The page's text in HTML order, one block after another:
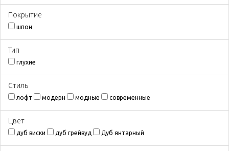
Покрытиe
шпон
Тип
глухие
Стиль
лофт модерн модные современные
Цвeт
дуб виски дуб грейвуд Дуб янтарный